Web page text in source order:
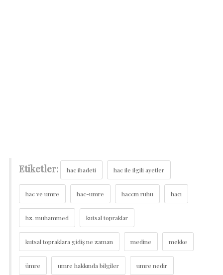
Etiketler: hac ibadeti hac ile ilgili ayetler
hac ve umre hac-umre haccın ruhu hacı
hz. muhammed kutsal topraklar
kutsal topraklara gidiş ne zaman medine mekke
ümre umre hakkında bilgiler umre nedir